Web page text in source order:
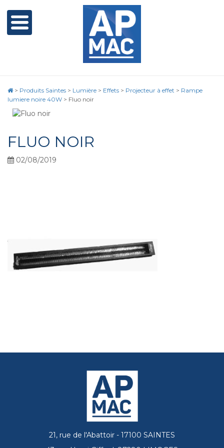
> Produits Saintes > Lumière > Effets > Projecteur à effet > Rampe
lumiere noire 40W > Fluo noir
FLUO NOIR
02/08/2019
21, rue de l'Abattoir - 17100 SAINTES